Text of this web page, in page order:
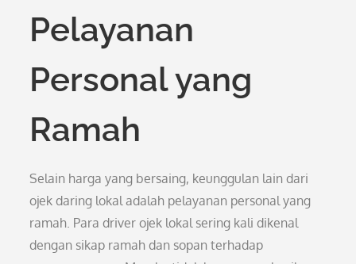
Pelayanan
Personal yang
Ramah
Selain harga yang bersaing, keunggulan lain dari
ojek daring lokal adalah pelayanan personal yang
ramah. Para driver ojek lokal sering kali dikenal
dengan sikap ramah dan sopan terhadap